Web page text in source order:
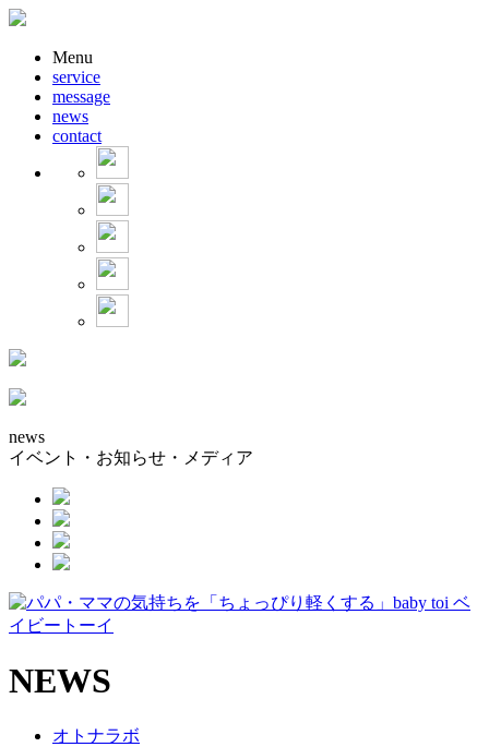
Menu
service
message
news
contact
news
イベント・お知らせ・メディア
NEWS
オトナラボ